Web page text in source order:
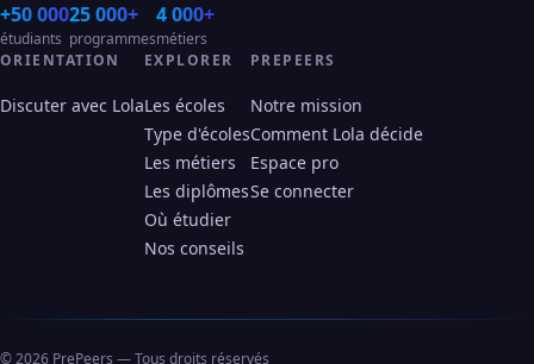
+50 000
étudiants
25 000+
programmes
4 000+
métiers
ORIENTATION
Discuter avec Lola
EXPLORER
Les écoles
Type d'écoles
Les métiers
Les diplômes
Où étudier
Nos conseils
PREPEERS
Notre mission
Comment Lola décide
Espace pro
Se connecter
© 2026 PrePeers — Tous droits réservés